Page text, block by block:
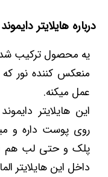
درباره هایلایتر
یه محصول ترکیب
منعکس کننده نور
عمل میکنه.
این هایلایتر
روی پوست داره و
پلک و حتی لب هم
داخل این هایلایتر